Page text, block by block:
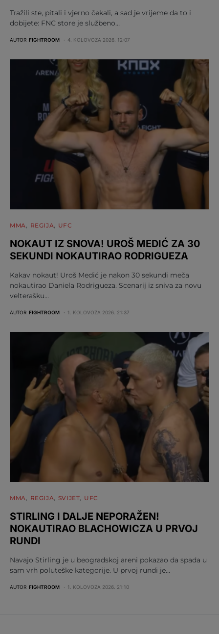
Tražili ste, pitali i vjerno čekali, a sad je vrijeme da to i
dobijete: FNC store je službeno…
AUTOR FIGHTROOM 4. KOLOVOZA 2026. 12:07
MMA REGIJA UFC
NOKAUT IZ SNOVA! UROŠ MEDIĆ ZA 30
SEKUNDI NOKAUTIRAO RODRIGUEZA
Kakav nokaut! Uroš Medić je nakon 30 sekundi meča
nokautirao Daniela Rodrigueza. Scenarij iz sniva za novu
velterašku…
AUTOR FIGHTROOM 1. KOLOVOZA 2026. 21:37
MMA REGIJA SVIJET UFC
STIRLING I DALJE NEPORAŽEN!
NOKAUTIRAO BLACHOWICZA U PRVOJ
RUNDI
Navajo Stirling je u beogradskoj areni pokazao da spada u
sam vrh poluteške kategorije. U prvoj rundi je…
AUTOR FIGHTROOM 1. KOLOVOZA 2026. 21:10